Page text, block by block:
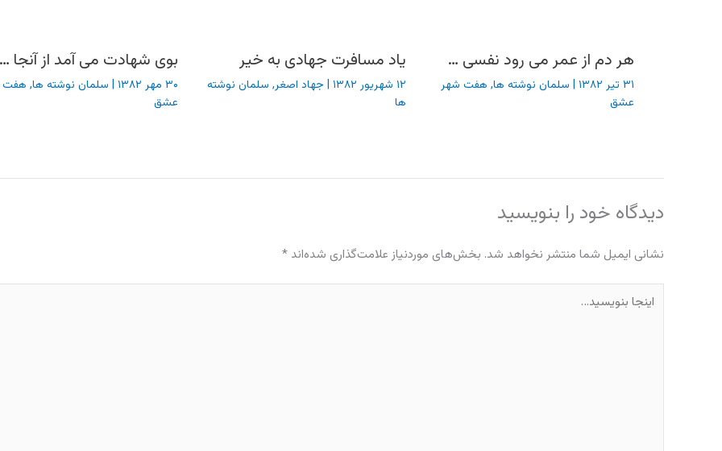
هر دم از عمر می رود نفسی …
۳۱ تیر ۱۳۸۲ | سلمان نوشته ها, هفت شهر
عشق
یاد مسافرت جهادی به خیر
۱۲ شهریور ۱۳۸۲ | جهاد اصغر, سلمان نوشته
ها
بوی شهادت می آمد از آنجا …
۳۰ مهر ۱۳۸۲ | سلمان نوشته ها, هفت
عشق
دیدگاه‌ خود را بنویسید
نشانی ایمیل شما منتشر نخواهد شد. بخش‌های موردنیاز علامت‌گذاری شده‌اند *
بنویسید…